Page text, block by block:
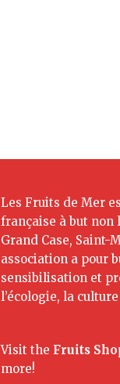
Les Fruits de Mer
française à but non
Grand Case, Saint-
association a pour
sensibilisation et
l’écologie, la
Visit the Fruits
more!